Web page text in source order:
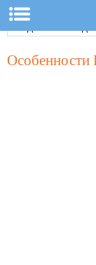
Особенности